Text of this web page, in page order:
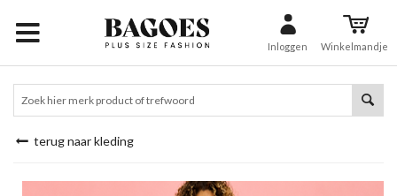
Inloggen Winkelmandje
terug naar kleding